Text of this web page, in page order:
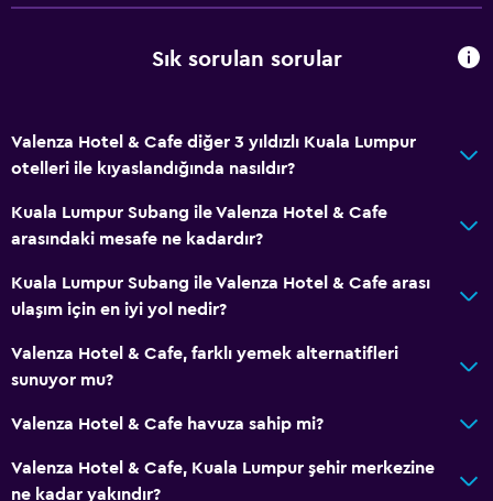
Sık sorulan sorular
Valenza Hotel & Cafe diğer 3 yıldızlı Kuala Lumpur
otelleri ile kıyaslandığında nasıldır?
Kuala Lumpur Subang ile Valenza Hotel & Cafe
arasındaki mesafe ne kadardır?
Kuala Lumpur Subang ile Valenza Hotel & Cafe arası
ulaşım için en iyi yol nedir?
Valenza Hotel & Cafe, farklı yemek alternatifleri
sunuyor mu?
Valenza Hotel & Cafe havuza sahip mi?
Valenza Hotel & Cafe, Kuala Lumpur şehir merkezine
ne kadar yakındır?